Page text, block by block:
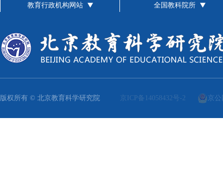
教育行政机构网站 全国教科院所
版权所有 © 北京教育科学研究院 京ICP备14058432号-2 京公